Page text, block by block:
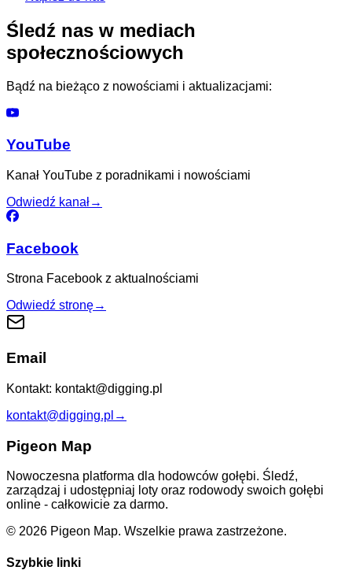
Śledź nas w mediach
społecznościowych
Bądź na bieżąco z nowościami i aktualizacjami:
YouTube
Kanał YouTube z poradnikami i nowościami
Odwiedź kanał→
Facebook
Strona Facebook z aktualnościami
Odwiedź stronę→
Email
Kontakt: kontakt@digging.pl
kontakt@digging.pl →
Pigeon Map
Nowoczesna platforma dla hodowców gołębi. Śledź,
zarządzaj i udostępniaj loty oraz rodowody swoich gołębi
online - całkowicie za darmo.
© 2026 Pigeon Map. Wszelkie prawa zastrzeżone.
Szybkie linki